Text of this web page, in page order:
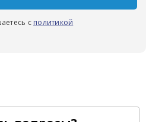
с политикой